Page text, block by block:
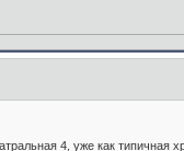
4, уже как типичная